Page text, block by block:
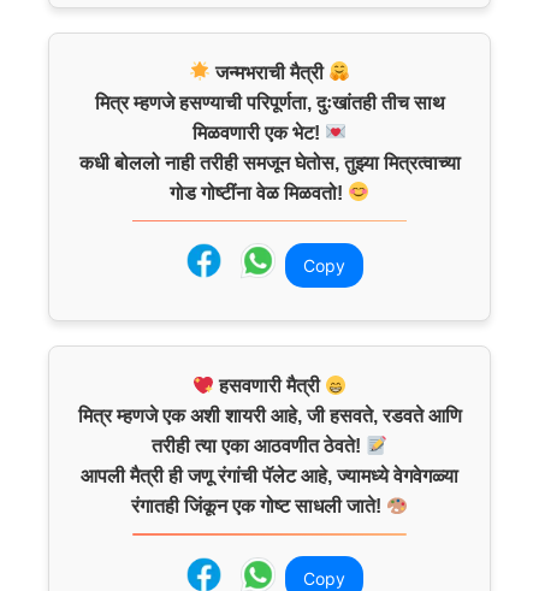
जन्मभराची मैत्री
मित्र म्हणजे हसण्याची परिपूर्णता, दुःखांतही तीच साथ
मिळवणारी एक भेट!
कधी बोललो नाही तरीही समजून घेतोस, तुझ्या मित्रत्वाच्या
गोड गोष्टींना वेळ मिळवतो!
Copy
हसवणारी मैत्री
मित्र म्हणजे एक अशी शायरी आहे, जी हसवते, रडवते आणि
तरीही त्या एका आठवणीत ठेवते!
आपली मैत्री ही जणू रंगांची पॅलेट आहे, ज्यामध्ये वेगवेगळ्या
रंगातही जिंकून एक गोष्ट साधली जाते!
Copy